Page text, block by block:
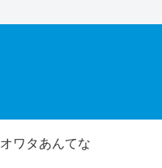
オワタあんてな